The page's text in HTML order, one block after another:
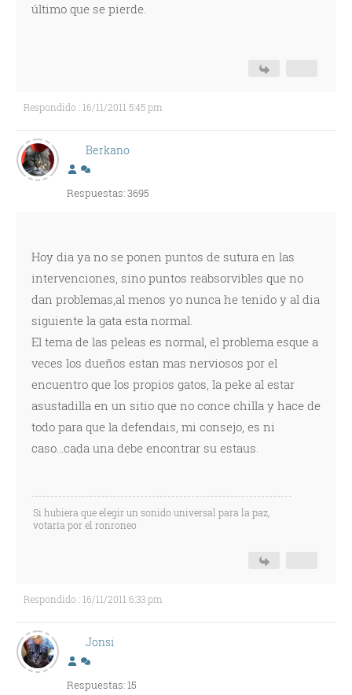
último que se pierde.
Respondido : 16/11/2011 5:45 pm
Berkano
Respuestas: 3695
Hoy dia ya no se ponen puntos de sutura en las
intervenciones, sino puntos reabsorvibles que no
dan problemas,al menos yo nunca he tenido y al dia
siguiente la gata esta normal.
El tema de las peleas es normal, el problema esque a
veces los dueños estan mas nerviosos por el
encuentro que los propios gatos, la peke al estar
asustadilla en un sitio que no conce chilla y hace de
todo para que la defendais, mi consejo, es ni
caso...cada una debe encontrar su estaus.
Si hubiera que elegir un sonido universal para la paz,
votaría por el ronroneo
Respondido : 16/11/2011 6:33 pm
Jonsi
Respuestas: 15